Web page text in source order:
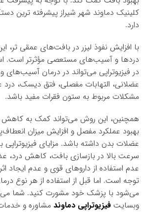
کلینیک دماوند شهر شیراز پیشرفته ترین
دارد.
با افزایش نفوذ لیزر در بافت‌های عمقی تر،
دردها و آسیب‌های مستعصی مؤثرتر است.
در فیزیوتراپی می‌تواند در درمان
عضلانی، التهابات مفصلی، فتق دیسک،
مشکلات مربوط به ستون فقرات مفید باشد.
همچنین، این روش می‌تواند کمک به کاهش
بهبود عملکرد مفصل و افزایش میزان
عضلات بدن داشته باشد. مزایای فیزیوتراپی
سرعت بالا در بازسازی بافت، کاهش درد،
عدم استفاده از داروهای قوی و عدم ایجاد
توجه است. اما قبل از استفاده از هر نوع
می‌شود با پزشک خود مشورت کنید. شما
وبسایت فیزیوتراپی دماوند مشاوره و